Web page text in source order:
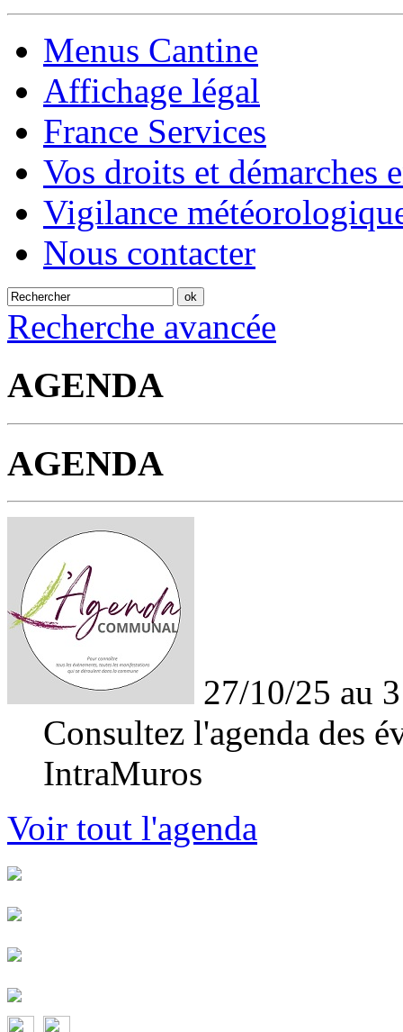
Menus Cantine
Affichage légal
France Services
Vos droits et démarches
Vigilance
Nous contacter
Recherche avancée
AGENDA
AGENDA
27/10/25 au
Consultez l'agenda des
IntraMuros
Voir tout l'agenda